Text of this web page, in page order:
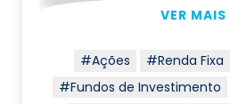
VER MAIS
#Ações #Renda Fixa
#Fundos de Investimento